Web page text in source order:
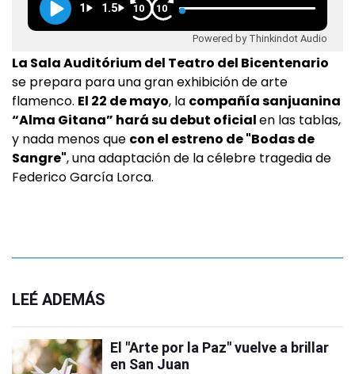
1 1.5 10 10
Powered by Thinkindot Audio
La Sala Auditórium del Teatro del Bicentenario
se prepara para una gran exhibición de arte
flamenco. El 22 de mayo, la compañía sanjuanina
“Alma Gitana” hará su debut oficialen las tablas,
y nada menos que con el estreno de "Bodas de
Sangre", una adaptación de la célebre tragedia de
Federico García Lorca.
LEÉ ADEMÁS
El "Arte por la Paz" vuelve a brillar
en San Juan